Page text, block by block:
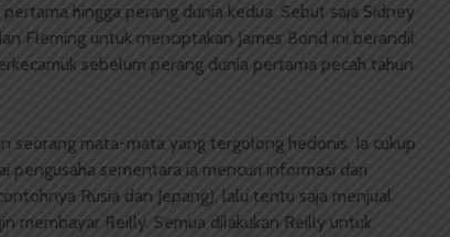
hingga perang dunia kedua. Sebut saja Sidney
Fleming untuk menciptakan James Bond ini berandil
sebelum perang dunia pertama pecah tahun
seorang mata-mata yang tergolong hedonis. Ia cukup
pengusaha sementara ia mencuri informasi dari
Rusia dan Jepang), lalu tentu saja menjual
membayar Reilly. Semua dilakukan Reilly untuk